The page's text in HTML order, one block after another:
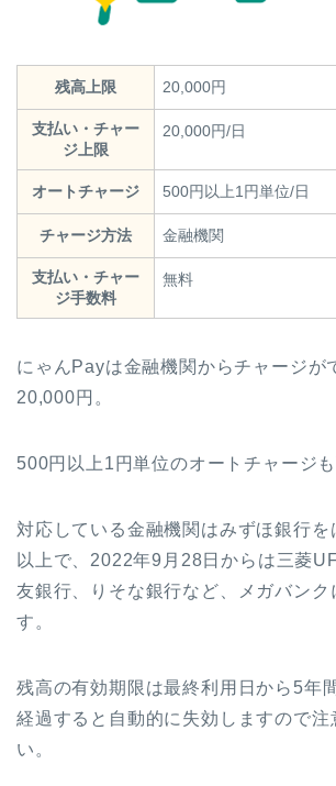
残高上限 20,000円
支払い・チャー
ジ上限
20,000円/日
オートチャージ 500円以上1円単位/日
チャージ方法 金融機関
支払い・チャー
ジ手数料
無料
にゃんPayは金融機関からチャージが
20,000円。
500円以上1円単位のオートチャージも
対応している金融機関はみずほ銀行
以上で、2022年9月28日からは三菱
友銀行、りそな銀行など、メガバンク
す。
残高の有効期限は最終利用日から5年
経過すると自動的に失効しますので注
い。